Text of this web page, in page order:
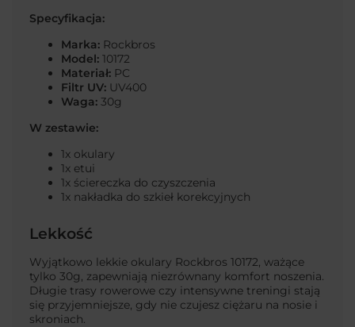
Specyfikacja:
Marka: Rockbros
Model: 10172
Materiał: PC
Filtr UV: UV400
Waga: 30g
W zestawie:
1x okulary
1x etui
1x ściereczka do czyszczenia
1x nakładka do szkieł korekcyjnych
Lekkość
Wyjątkowo lekkie okulary Rockbros 10172, ważące
tylko 30g, zapewniają niezrównany komfort noszenia.
Długie trasy rowerowe czy intensywne treningi stają
się przyjemniejsze, gdy nie czujesz ciężaru na nosie i
skroniach.